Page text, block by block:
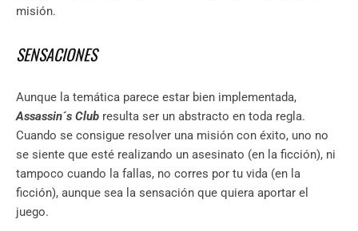
misión.
SENSACIONES
Aunque la temática parece estar bien implementada,
Assassin´s Club resulta ser un abstracto en toda regla.
Cuando se consigue resolver una misión con éxito, uno no
se siente que esté realizando un asesinato (en la ficción), ni
tampoco cuando la fallas, no corres por tu vida (en la
ficción), aunque sea la sensación que quiera aportar el
juego.